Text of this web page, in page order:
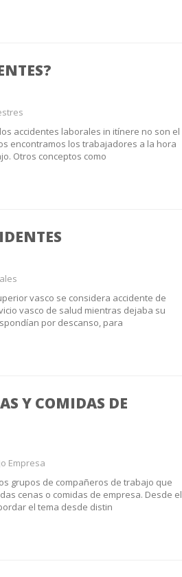
accidentes laborales in itínere no son el
encontramos los trabajadores a la hora
Otros conceptos como
vasco se considera accidente de
vasco de salud mientras dejaba su
por descanso, para
Y COMIDAS DE
Empresa
grupos de compañeros de trabajo que
cenas o comidas de empresa. Desde el
el tema desde distin